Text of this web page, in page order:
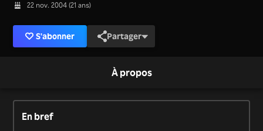
22 nov. 2004 (21 ans)
S'abonner Partager
À propos
En bref